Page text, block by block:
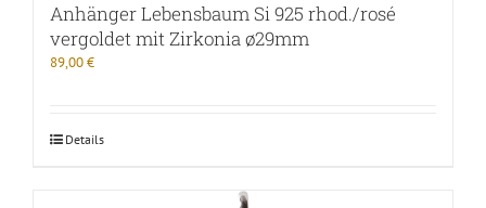
Anhänger Lebensbaum Si 925 rhod./rosé
vergoldet mit Zirkonia ø29mm
89,00€
Details